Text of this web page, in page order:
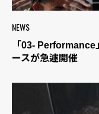
NEWS
「03-
ースが急遽開催